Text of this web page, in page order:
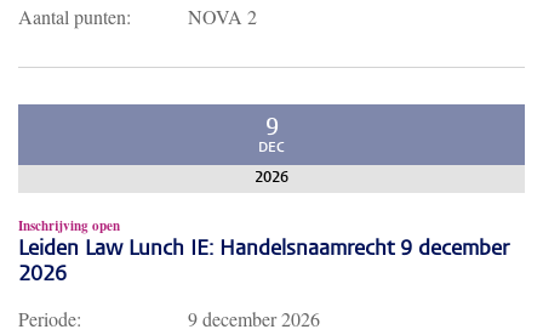
Aantal punten:
NOVA 2
9
DEC
2026
Inschrijving open
Leiden Law Lunch IE: Handelsnaamrecht 9 december
2026
Periode:
9 december 2026